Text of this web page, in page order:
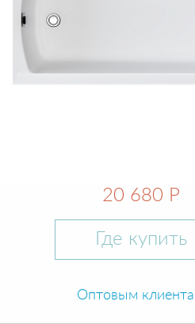
20 680 Р
Где купить
Оптовым